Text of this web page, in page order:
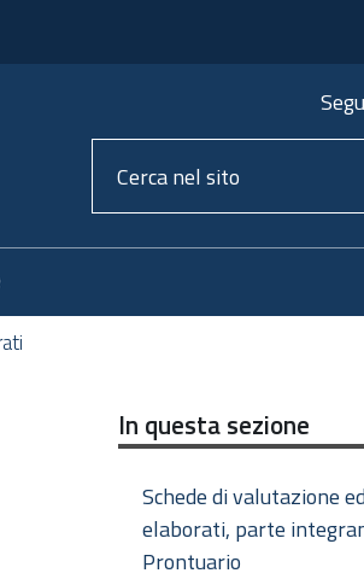
In questa sezione
Schede di valutazione ed
elaborati, parte
Prontuario